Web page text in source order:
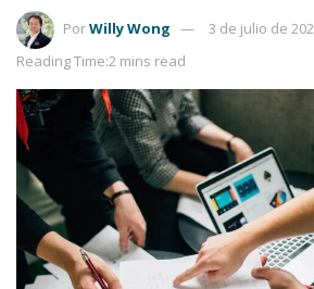
PorWilly Wong
3 de julio de
Reading Time:2 mins read